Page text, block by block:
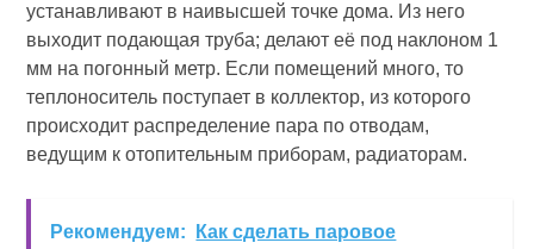
устанавливают в наивысшей точке дома. Из него
выходит подающая труба; делают её под наклоном 1
мм на погонный метр. Если помещений много, то
теплоноситель поступает в коллектор, из которого
происходит распределение пара по отводам,
ведущим к отопительным приборам, радиаторам.
Рекомендуем:
Как сделать паровое